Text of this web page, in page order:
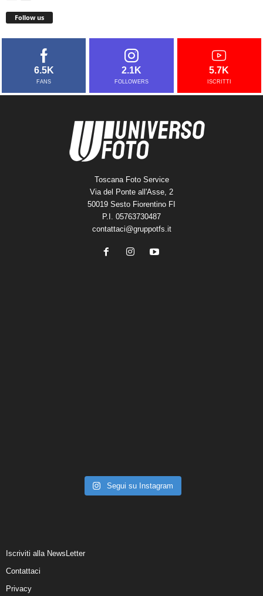
Follow us
6.5K
FANS
2.1K
FOLLOWERS
5.7K
ISCRITTI
Toscana Foto Service
Via del Ponte all'Asse, 2
50019 Sesto Fiorentino FI
P.I. 05763730487
contattaci@gruppotfs.it
Segui su Instagram
Iscriviti alla NewsLetter
Contattaci
Privacy